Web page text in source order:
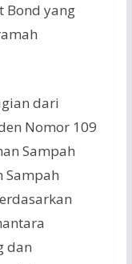
Bond yang
dari
Nomor 109
Sampah
Sampah
dan